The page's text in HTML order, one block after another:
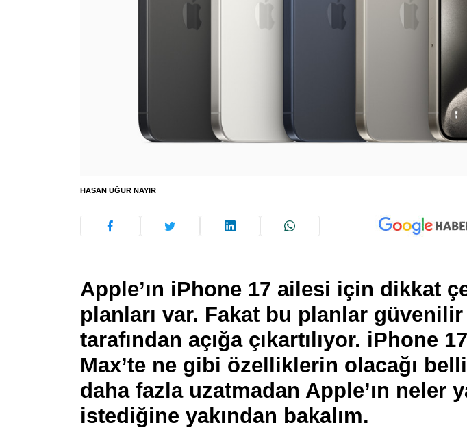
HASAN UĞUR NAYIR
Apple’ın iPhone 17 ailesi için dikkat
planları var. Fakat bu planlar
tarafından açığa çıkartılıyor. iPhone
Max’te ne gibi özelliklerin olacağı
daha fazla uzatmadan Apple’ın neler
istediğine yakından bakalım.